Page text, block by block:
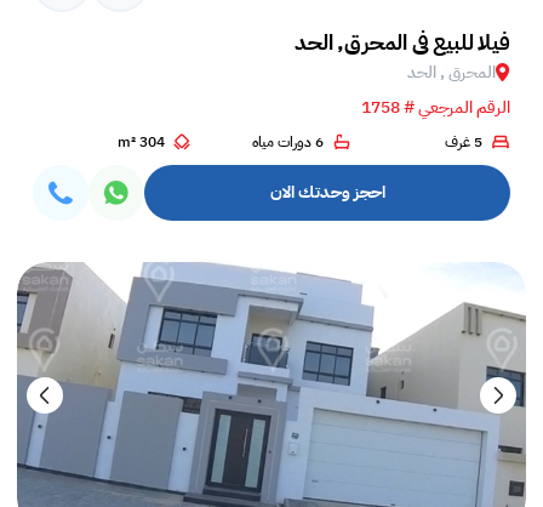
فيلا للبيع في المحرق, الحد
المحرق , الحد
الرقم المرجعي # 1758
5 غرف 6 دورات مياه 304 m²
احجز وحدتك الان